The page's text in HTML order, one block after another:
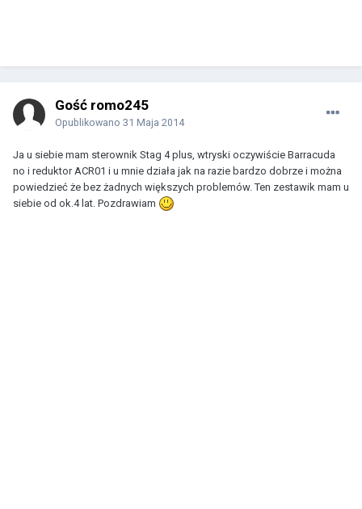
Gość romo245
Opublikowano 31 Maja 2014
Ja u siebie mam sterownik Stag 4 plus, wtryski oczywiście Barracuda
no i reduktor ACR01 i u mnie działa jak na razie bardzo dobrze i można
powiedzieć że bez żadnych większych problemów. Ten zestawik mam u
siebie od ok.4 lat. Pozdrawiam